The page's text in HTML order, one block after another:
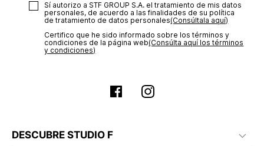
Sí autorizo a STF GROUP S.A. el tratamiento de mis datos
personales, de acuerdo a las finalidades de su política
de tratamiento de datos personales‎(Consúltala aquí)
Certifico que he sido informado sobre los términos y
condiciones de la página web‎(Consúlta aquí los términos
y condiciones)
DESCUBRE STUDIO F